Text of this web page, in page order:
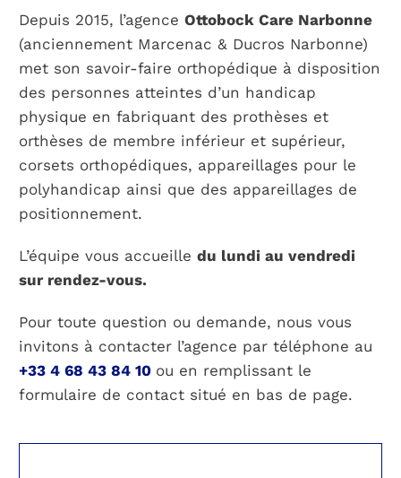
PARCOURS PATIENT
NOTRE RÉSEAU
Depuis 2015, l’agence Ottobock Care Narbonne
(anciennement Marcenac & Ducros Narbonne)
met son savoir-faire orthopédique à disposition
des personnes atteintes d’un handicap
physique en fabriquant des prothèses et
orthèses de membre inférieur et supérieur,
corsets orthopédiques, appareillages pour le
polyhandicap ainsi que des appareillages de
positionnement.
L’équipe vous accueille du lundi au vendredi
sur rendez-vous.
Pour toute question ou demande, nous vous
invitons à contacter l’agence par téléphone au
+33 4 68 43 84 10 ou en remplissant le
formulaire de contact situé en bas de page.